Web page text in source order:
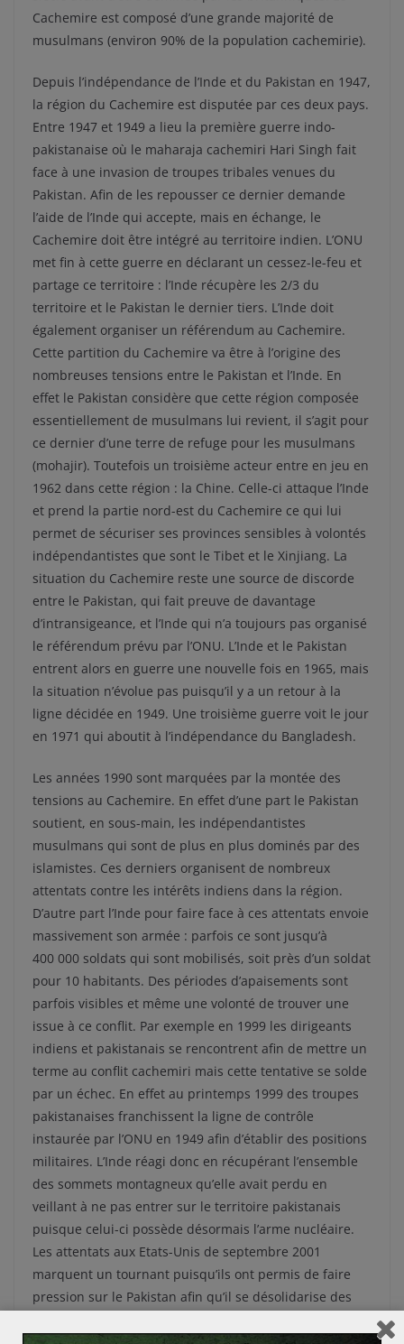
Cachemire est composé d’une grande majorité de
musulmans (environ 90% de la population cachemirie).
Depuis l’indépendance de l’Inde et du Pakistan en 1947,
la région du Cachemire est disputée par ces deux pays.
Entre 1947 et 1949 a lieu la première guerre indo-
pakistanaise où le maharaja cachemiri Hari Singh fait
face à une invasion de troupes tribales venues du
Pakistan. Afin de les repousser ce dernier demande
l’aide de l’Inde qui accepte, mais en échange, le
Cachemire doit être intégré au territoire indien. L’ONU
met fin à cette guerre en déclarant un cessez-le-feu et
partage ce territoire : l’Inde récupère les 2/3 du
territoire et le Pakistan le dernier tiers. L’Inde doit
également organiser un référendum au Cachemire.
Cette partition du Cachemire va être à l’origine des
nombreuses tensions entre le Pakistan et l’Inde. En
effet le Pakistan considère que cette région composée
essentiellement de musulmans lui revient, il s’agit pour
ce dernier d’une terre de refuge pour les musulmans
(mohajir). Toutefois un troisième acteur entre en jeu en
1962 dans cette région : la Chine. Celle-ci attaque l’Inde
et prend la partie nord-est du Cachemire ce qui lui
permet de sécuriser ses provinces sensibles à volontés
indépendantistes que sont le Tibet et le Xinjiang. La
situation du Cachemire reste une source de discorde
entre le Pakistan, qui fait preuve de davantage
d’intransigeance, et l’Inde qui n’a toujours pas organisé
le référendum prévu par l’ONU. L’Inde et le Pakistan
entrent alors en guerre une nouvelle fois en 1965, mais
la situation n’évolue pas puisqu’il y a un retour à la
ligne décidée en 1949. Une troisième guerre voit le jour
en 1971 qui aboutit à l’indépendance du Bangladesh.
Les années 1990 sont marquées par la montée des
tensions au Cachemire. En effet d’une part le Pakistan
soutient, en sous-main, les indépendantistes
musulmans qui sont de plus en plus dominés par des
islamistes. Ces derniers organisent de nombreux
attentats contre les intérêts indiens dans la région.
D’autre part l’Inde pour faire face à ces attentats envoie
massivement son armée : parfois ce sont jusqu’à
400 000 soldats qui sont mobilisés, soit près d’un soldat
pour 10 habitants. Des périodes d’apaisements sont
parfois visibles et même une volonté de trouver une
issue à ce conflit. Par exemple en 1999 les dirigeants
indiens et pakistanais se rencontrent afin de mettre un
terme au conflit cachemiri mais cette tentative se solde
par un échec. En effet au printemps 1999 des troupes
pakistanaises franchissent la ligne de contrôle
instaurée par l’ONU en 1949 afin d’établir des positions
militaires. L’Inde réagi donc en récupérant l’ensemble
des sommets montagneux qu’elle avait perdu en
veillant à ne pas entrer sur le territoire pakistanais
puisque celui-ci possède désormais l’arme nucléaire.
Les attentats aux Etats-Unis de septembre 2001
marquent un tournant puisqu’ils ont permis de faire
pression sur le Pakistan afin qu’il se désolidarise des